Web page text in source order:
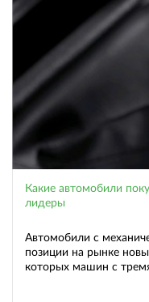
Какие автомобили
лидеры
Автомобили с
позиции на рынке
которых машин с